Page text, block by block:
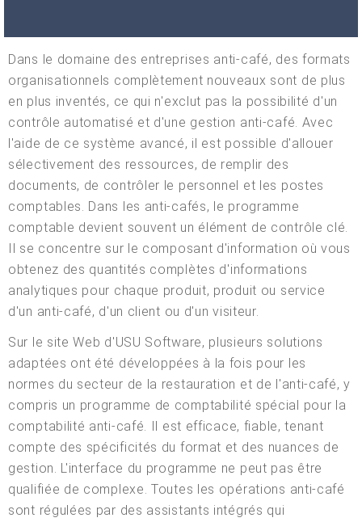
Dans le domaine des entreprises anti-café, des formats
organisationnels complètement nouveaux sont de plus
en plus inventés, ce qui n'exclut pas la possibilité d'un
contrôle automatisé et d'une gestion anti-café. Avec
l'aide de ce système avancé, il est possible d'allouer
sélectivement des ressources, de remplir des
documents, de contrôler le personnel et les postes
comptables. Dans les anti-cafés, le programme
comptable devient souvent un élément de contrôle clé.
Il se concentre sur le composant d'information où vous
obtenez des quantités complètes d'informations
analytiques pour chaque produit, produit ou service
d'un anti-café, d'un client ou d'un visiteur.
Sur le site Web d'USU Software, plusieurs solutions
adaptées ont été développées à la fois pour les
normes du secteur de la restauration et de l'anti-café, y
compris un programme de comptabilité spécial pour la
comptabilité anti-café. Il est efficace, fiable, tenant
compte des spécificités du format et des nuances de
gestion. L'interface du programme ne peut pas être
qualifiée de complexe. Toutes les opérations anti-café
sont régulées par des assistants intégrés qui